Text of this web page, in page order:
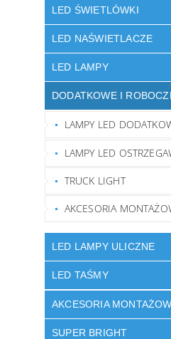
LED ŚWIETLÓWKI
LED NAŚWIETLACZE
LED LAMPY
DODATKOWE I
LAMPY LED
LAMPY LED
TRUCK LIGHT
AKCESORIA
LED LAMPY ULICZNE
LED TAŚMY
AKCESORIA
SUPER BRIGHT